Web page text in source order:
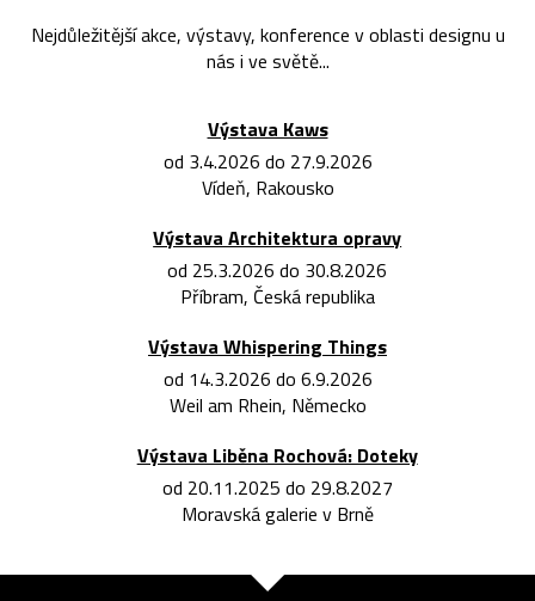
Nejdůležitější akce, výstavy, konference v oblasti designu u
nás i ve světě...
Výstava Kaws
od 3.4.2026 do 27.9.2026
Vídeň, Rakousko
Výstava Architektura opravy
od 25.3.2026 do 30.8.2026
Příbram, Česká republika
Výstava Whispering Things
od 14.3.2026 do 6.9.2026
Weil am Rhein, Německo
Výstava Liběna Rochová: Doteky
od 20.11.2025 do 29.8.2027
Moravská galerie v Brně